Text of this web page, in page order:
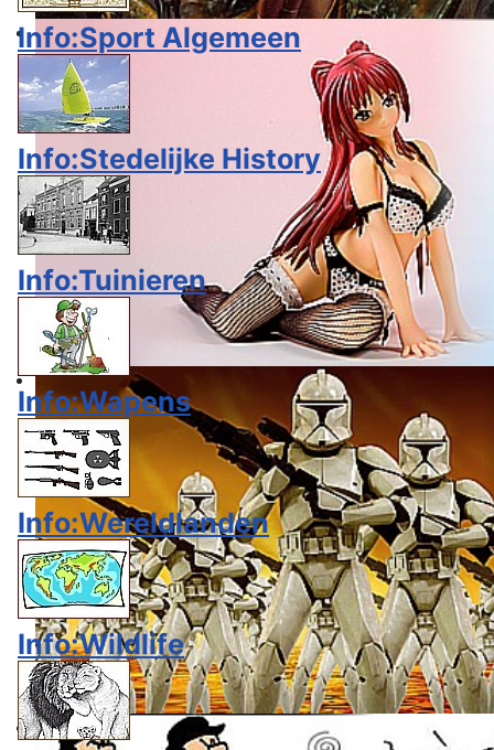
Info:Sport Algemeen
Info:Stedelijke History
Info:Tuinieren
Info:Wapens
Info:Wereldlanden
Info:Wildlife